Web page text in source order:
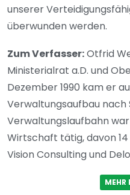
unserer
überwunden werden.
Zum Verfasser:Otfrid
Ministerialrat a.D. und
Dezember 1990 kam er
Verwaltungsaufbau nach
Verwaltungslaufbahn
Wirtschaft tätig, davon
Vision Consulting und
MEHR